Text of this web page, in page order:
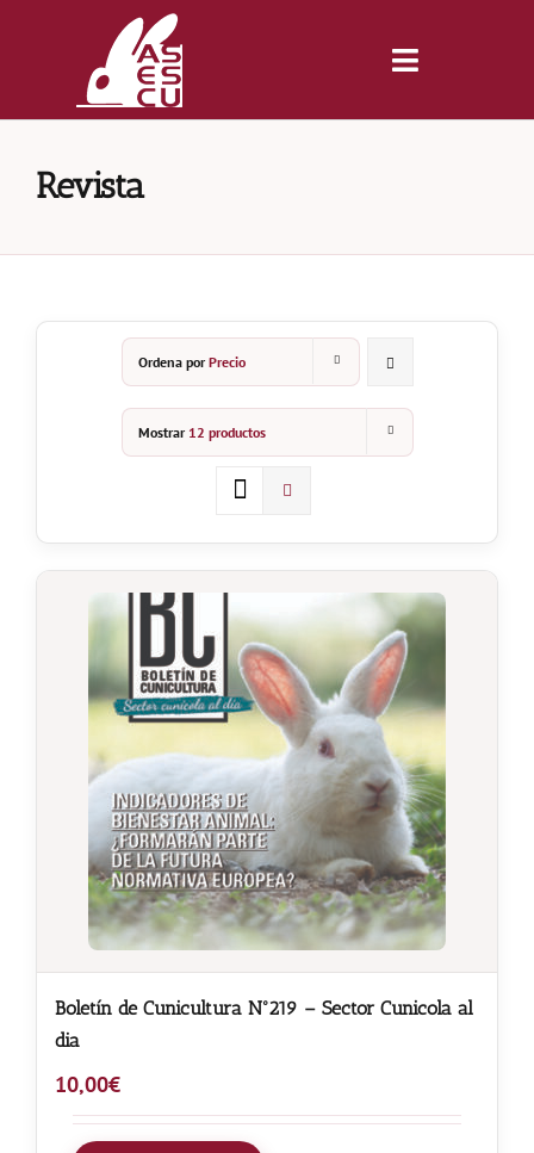
Toggle
Inicio
Revista
Tienda
Noticias
Contactar
WooCommerce My Account
WooCommerce Cart
Revista
Ordena porPrecio
Mostrar 12 productos
Boletín de Cunicultura Nº219 – Sector Cunicola al
dia
10,00€